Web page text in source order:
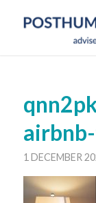
1 DECEMBER